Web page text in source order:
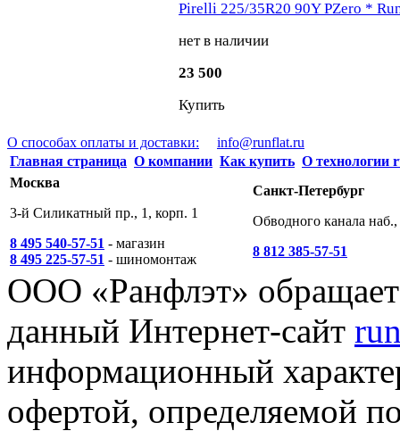
Pirelli 225/35R20 90Y PZero *
нет в наличии
23 500
Купить
О способах оплаты и доставки:
info@runflat.ru
Главная страница О компании Как купить О технологии
Москва
3-й Силикатный пр., 1, корп. 1
8 495 540-57-51 - магазин
8 495 225-57-51 - шиномонтаж
Санкт-Петербург
Обводного канала
8 812 385-57-51
ООО «Ранфлэт»
данный Интернет-сайт
информационный
офертой, определяемой